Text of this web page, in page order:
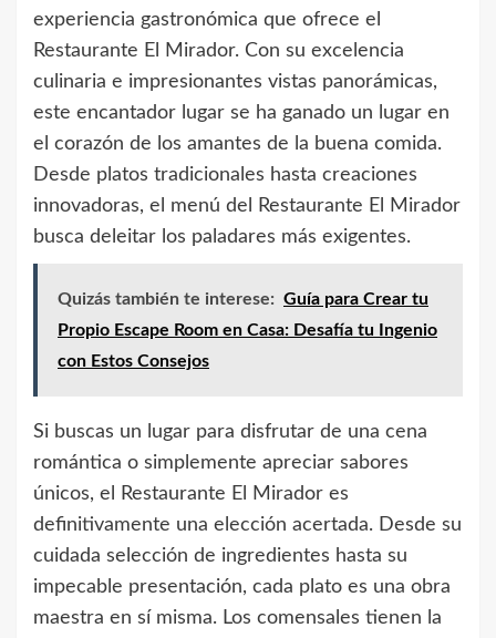
experiencia gastronómica que ofrece el
Restaurante El Mirador. Con su excelencia
culinaria e impresionantes vistas panorámicas,
este encantador lugar se ha ganado un lugar en
el corazón de los amantes de la buena comida.
Desde platos tradicionales hasta creaciones
innovadoras, el menú del Restaurante El Mirador
busca deleitar los paladares más exigentes.
Quizás también te interese: Guía para Crear tu
Propio Escape Room en Casa: Desafía tu Ingenio
con Estos Consejos
Si buscas un lugar para disfrutar de una cena
romántica o simplemente apreciar sabores
únicos, el Restaurante El Mirador es
definitivamente una elección acertada. Desde su
cuidada selección de ingredientes hasta su
impecable presentación, cada plato es una obra
maestra en sí misma. Los comensales tienen la